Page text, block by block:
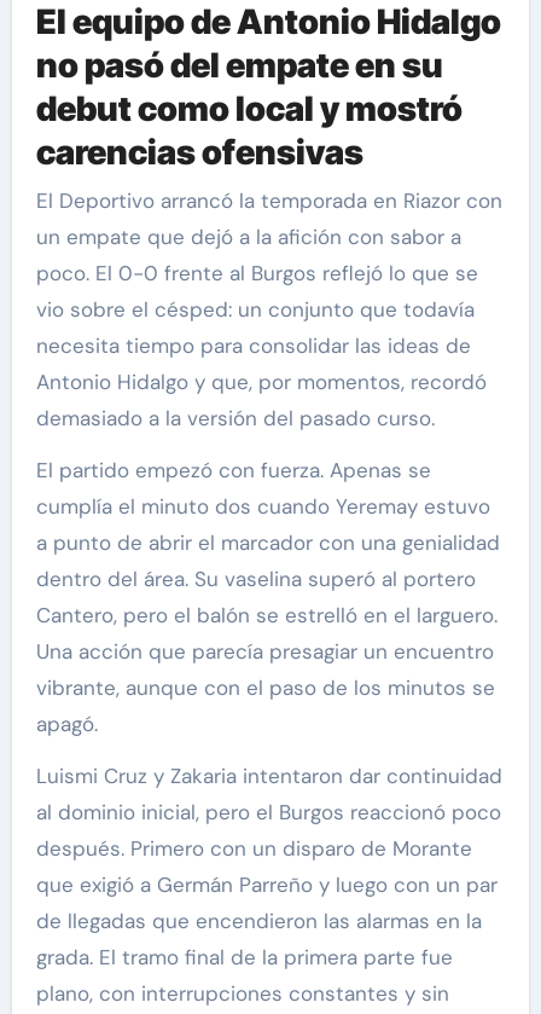
El equipo de Antonio Hidalgo
no pasó del empate en su
debut como local y mostró
carencias ofensivas
El Deportivo arrancó la temporada en Riazor con
un empate que dejó a la afición con sabor a
poco. El 0-0 frente al Burgos reflejó lo que se
vio sobre el césped: un conjunto que todavía
necesita tiempo para consolidar las ideas de
Antonio Hidalgo y que, por momentos, recordó
demasiado a la versión del pasado curso.
El partido empezó con fuerza. Apenas se
cumplía el minuto dos cuando Yeremay estuvo
a punto de abrir el marcador con una genialidad
dentro del área. Su vaselina superó al portero
Cantero, pero el balón se estrelló en el larguero.
Una acción que parecía presagiar un encuentro
vibrante, aunque con el paso de los minutos se
apagó.
Luismi Cruz y Zakaria intentaron dar continuidad
al dominio inicial, pero el Burgos reaccionó poco
después. Primero con un disparo de Morante
que exigió a Germán Parreño y luego con un par
de llegadas que encendieron las alarmas en la
grada. El tramo final de la primera parte fue
plano, con interrupciones constantes y sin